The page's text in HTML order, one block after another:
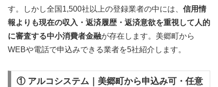
す。しかし全国1,500社以上の登録業者の中には、 信用情
報よりも現在の収入・返済履歴・返済意欲を重視して人的
に審査する中小消費者金融が存在します。美郷町から
WEBや電話で申込みできる業者を5社紹介します。
① アルコシステム｜美郷町から申込み可・任意